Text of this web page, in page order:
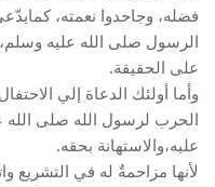
فضله، وجاحدوا نعمته،
الرسول صلى الله عليه وسلم،
على الحقيقة.
وأما أولئك الدعاة إلي
الحرب لرسول الله صلى الله
عليه،والاستهانة بحقه.
لأنها مزاحمةٌ له في التشريع